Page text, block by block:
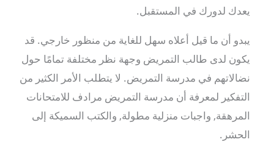
يعدك لدورك في المستقبل.
يبدو أن ما قيل أعلاه سهل للغاية من منظور خارجي. قد
يكون لدى طالب التمريض وجهة نظر مختلفة تمامًا حول
نضالاتهم في مدرسة التمريض. لا يتطلب الأمر الكثير من
التفكير لمعرفة أن مدرسة التمريض مرادف للامتحانات
المرهقة, واجبات منزلية مطولة, والكتب السميكة إلى
الحشر.